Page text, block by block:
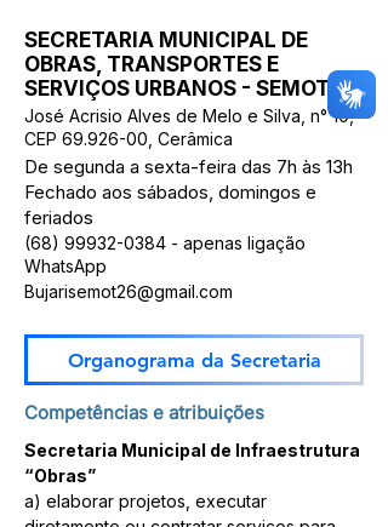
SECRETARIA MUNICIPAL DE
OBRAS, TRANSPORTES E
SERVIÇOS URBANOS - SEMOT
José Acrisio Alves de Melo e Silva, n° 10,
CEP 69.926-00 , Cerâmica
De segunda a sexta-feira das 7h às 13h
Fechado aos sábados, domingos e
feriados
(68) 99932-0384 - apenas ligação
WhatsApp
Bujarisemot26@gmail.com
Organograma da Secretaria
Competências e atribuições
Secretaria Municipal de Infraestrutura
“Obras”
a) elaborar projetos, executar